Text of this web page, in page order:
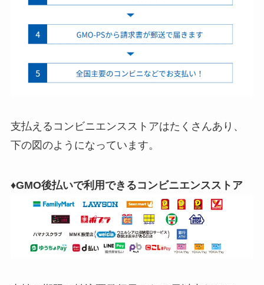
支払えるコンビニエンスストアはたくさんあり、
下の図のようになっています。
♦GMO後払いで利用できるコンビニエンスストア